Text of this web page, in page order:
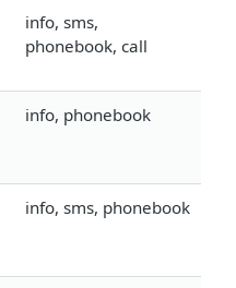
info, sms,
phonebook, call
info, phonebook
info, sms, phonebook